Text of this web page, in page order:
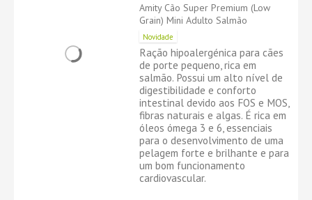
Amity Cão Super Premium (Low
Grain) Mini Adulto Salmão
Novidade
Ração hipoalergénica para cães
de porte pequeno, rica em
salmão. Possui um alto nível de
digestibilidade e conforto
intestinal devido aos FOS e MOS,
fibras naturais e algas. É rica em
óleos ómega 3 e 6, essenciais
para o desenvolvimento de uma
pelagem forte e brilhante e para
um bom funcionamento
cardiovascular.